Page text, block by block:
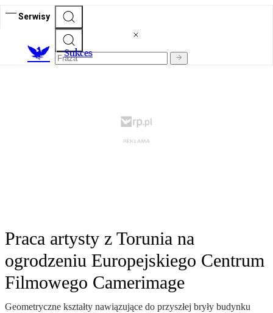
Serwisy
Sukces
Praca artysty z Torunia na
ogrodzeniu Europejskiego Centrum
Filmowego Camerimage
Geometryczne kształty nawiązujące do przyszłej bryły budynku